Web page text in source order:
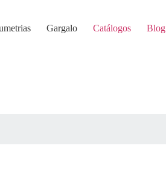
Gargalo Catálogos Blog